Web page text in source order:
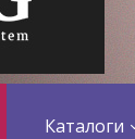
Каталоги